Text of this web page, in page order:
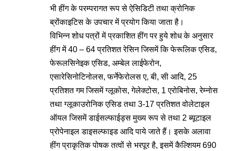
भी हींग के परम्परागत रूप से ऐसिडिटी तथा क्रोनिक
ब्रोंकाइटिस के उपचार में प्रयोग किया जाता है।
विभिन्न शोध पत्रों में प्रकाशित हींग पर हुये शोध के अनुसार
हींग में 40 – 64 प्रतिशत रेसिन जिसमें कि फेरूलिक एसिड,
फेरूलसिनेइक एसिड, अम्बेल लाईफेरोन,
एसारेसिनोटिनोलस, फर्नेफेरोलस ए, बी, सी आदि, 25
प्रतिशत गम जिसमें ग्लूकोस, गेलेक्टोस, 1 एरोबिनोस, रेम्नोस
तथा ग्लूकाउरोनिक एसिड तथा 3-17 प्रतिशत वोलेटाइल
ऑयल जिसमें डाईसल्फाईड्स मुख्य रूप से तथा 2 ब्यूटाइल
प्रोपेनाइल डाइसल्फाइड आदि पाये जाते हैं। इसके अलावा
हींग प्राकृतिक पोषक तत्वों से भरपूर है, इसमें कैल्शियम 690